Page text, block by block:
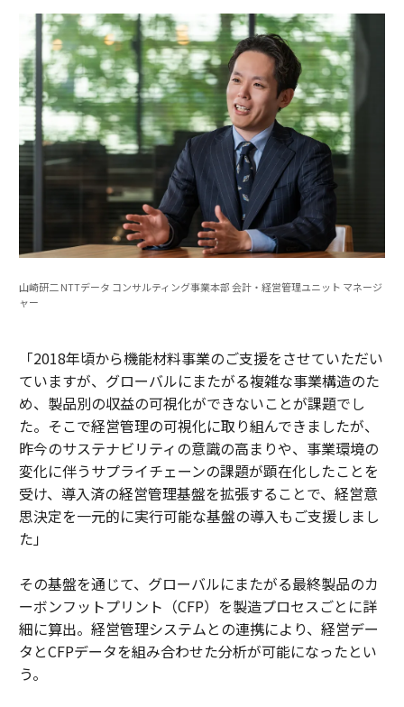
山崎研二 NTTデータ コンサルティング事業本部 会計・経営管理ユニット マネージ
ャー
「2018年頃から機能材料事業のご支援をさせていただい
ていますが、グローバルにまたがる複雑な事業構造のた
め、製品別の収益の可視化ができないことが課題でし
た。そこで経営管理の可視化に取り組んできましたが、
昨今のサステナビリティの意識の高まりや、事業環境の
変化に伴うサプライチェーンの課題が顕在化したことを
受け、導入済の経営管理基盤を拡張することで、経営意
思決定を一元的に実行可能な基盤の導入もご支援しまし
た」
その基盤を通じて、グローバルにまたがる最終製品のカ
ーボンフットプリント（CFP）を製造プロセスごとに詳
細に算出。経営管理システムとの連携により、経営デー
タとCFPデータを組み合わせた分析が可能になったとい
う。